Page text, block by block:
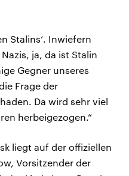
Stalins‘. Inwiefern
Nazis, ja, da ist Stalin
Gegner unseres
Frage der
Da wird sehr viel
herbeigezogen.“
liegt auf der offiziellen
Vorsitzender der